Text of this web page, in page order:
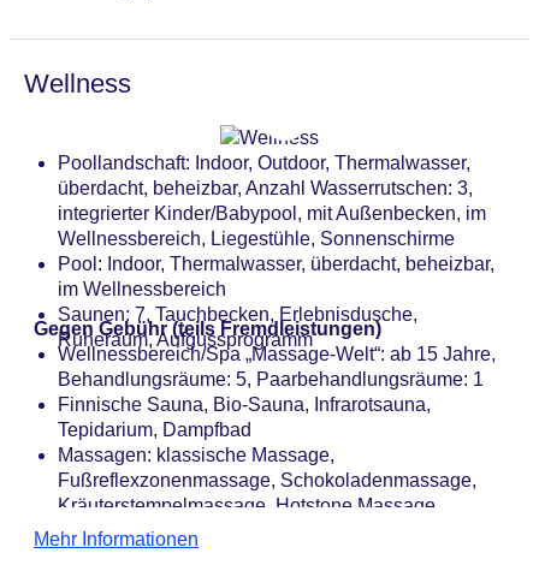
Wellness
Poollandschaft: Indoor, Outdoor, Thermalwasser,
überdacht, beheizbar, Anzahl Wasserrutschen: 3,
integrierter Kinder/Babypool, mit Außenbecken, im
Wellnessbereich, Liegestühle, Sonnenschirme
Pool: Indoor, Thermalwasser, überdacht, beheizbar,
im Wellnessbereich
Saunen: 7, Tauchbecken, Erlebnisdusche,
Ruheraum, Aufgussprogramm
Gegen Gebühr (teils Fremdleistungen)
Wellnessbereich/Spa „Massage-Welt“: ab 15 Jahre,
Behandlungsräume: 5, Paarbehandlungsräume: 1
Finnische Sauna, Bio-Sauna, Infrarotsauna,
Tepidarium, Dampfbad
Massagen: klassische Massage,
Fußreflexzonenmassage, Schokoladenmassage,
Kräuterstempelmassage, Hotstone Massage,
Aromaölmassage, Ganzkörpermassage,
Mehr Informationen